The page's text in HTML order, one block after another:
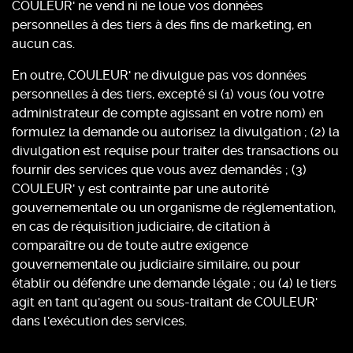
COULEUR' ne vend ni ne loue vos données
personnelles à des tiers à des fins de marketing, en
aucun cas.
En outre, COULEUR' ne divulgue pas vos données
personnelles à des tiers, excepté si (1) vous (ou votre
administrateur de compte agissant en votre nom) en
formulez la demande ou autorisez la divulgation ; (2) la
divulgation est requise pour traiter des transactions ou
fournir des services que vous avez demandés ; (3)
COULEUR' y est contrainte par une autorité
gouvernementale ou un organisme de réglementation,
en cas de réquisition judiciaire, de citation à
comparaître ou de toute autre exigence
gouvernementale ou judiciaire similaire, ou pour
établir ou défendre une demande légale ; ou (4) le tiers
agit en tant qu'agent ou sous-traitant de COULEUR'
dans l'exécution des services.